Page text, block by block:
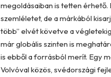
megoldásaiban is tetten
szemléletet, de a márkából
több” elvét követve a
már globális szinten is
is ebből a forrásból merít. Egy
Volvóval közös, svédországi